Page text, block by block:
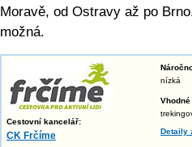
Moravě, od Ostravy až po
možná.
Cestovní kancelář:
CK Frčíme
nízká
Detaily